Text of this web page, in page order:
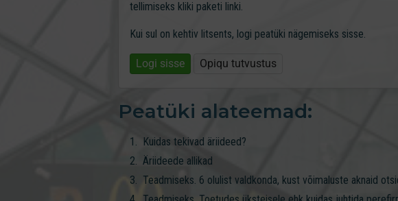
tellimiseks kliki paketi linki.
Kui sul on kehtiv litsents, logi peatüki nägemiseks sisse.
Logi sisse Opiqu tutvustus
Peatüki alateemad:
Kuidas tekivad äriideed?
Äriideede allikad
Teadmiseks. 6 olulist valdkonda, kust võimaluste aknaid